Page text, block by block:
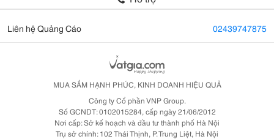
Liên hệ Quảng Cáo 02439747875
MUA SẮM HẠNH PHÚC, KINH DOANH HIỆU QUẢ
Công ty Cổ phần VNP Group.
Số GCNDT: 0102015284, cấp ngày 21/06/2012
Nơi cấp: Sở kế hoạch và đầu tư thành phố Hà Nội
Trụ sở chính: 102 Thái Thịnh, P. Trung Liệt, Hà Nội